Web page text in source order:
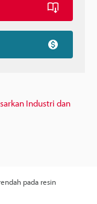
Industri dan
pada resin